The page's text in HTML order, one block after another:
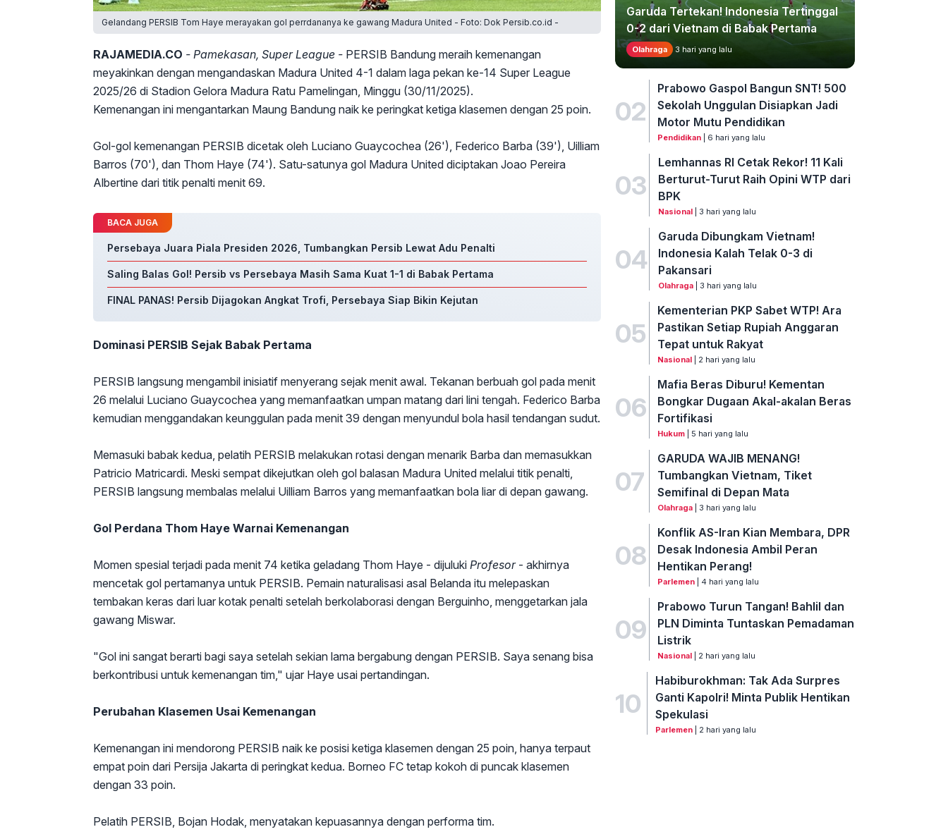
Gelandang PERSIB Tom Haye merayakan gol perrdananya ke gawang Madura United - Foto: Dok Persib.co.id -
RAJAMEDIA.CO - Pamekasan, Super League - PERSIB Bandung meraih kemenangan
meyakinkan dengan mengandaskan Madura United 4-1 dalam laga pekan ke-14 Super League
2025/26 di Stadion Gelora Madura Ratu Pamelingan, Minggu (30/11/2025).
Kemenangan ini mengantarkan Maung Bandung naik ke peringkat ketiga klasemen dengan 25 poin.
Gol-gol kemenangan PERSIB dicetak oleh Luciano Guaycochea (26'), Federico Barba (39'), Uilliam
Barros (70'), dan Thom Haye (74'). Satu-satunya gol Madura United diciptakan Joao Pereira
Albertine dari titik penalti menit 69.
BACA JUGA
Persebaya Juara Piala Presiden 2026, Tumbangkan Persib Lewat Adu Penalti
Saling Balas Gol! Persib vs Persebaya Masih Sama Kuat 1-1 di Babak Pertama
FINAL PANAS! Persib Dijagokan Angkat Trofi, Persebaya Siap Bikin Kejutan
Dominasi PERSIB Sejak Babak Pertama
PERSIB langsung mengambil inisiatif menyerang sejak menit awal. Tekanan berbuah gol pada menit
26 melalui Luciano Guaycochea yang memanfaatkan umpan matang dari lini tengah. Federico Barba
kemudian menggandakan keunggulan pada menit 39 dengan menyundul bola hasil tendangan sudut.
Memasuki babak kedua, pelatih PERSIB melakukan rotasi dengan menarik Barba dan memasukkan
Patricio Matricardi. Meski sempat dikejutkan oleh gol balasan Madura United melalui titik penalti,
PERSIB langsung membalas melalui Uilliam Barros yang memanfaatkan bola liar di depan gawang.
Gol Perdana Thom Haye Warnai Kemenangan
Momen spesial terjadi pada menit 74 ketika geladang Thom Haye - dijuluki Profesor- akhirnya
mencetak gol pertamanya untuk PERSIB. Pemain naturalisasi asal Belanda itu melepaskan
tembakan keras dari luar kotak penalti setelah berkolaborasi dengan Berguinho, menggetarkan jala
gawang Miswar.
"Gol ini sangat berarti bagi saya setelah sekian lama bergabung dengan PERSIB. Saya senang bisa
berkontribusi untuk kemenangan tim," ujar Haye usai pertandingan.
Perubahan Klasemen Usai Kemenangan
Kemenangan ini mendorong PERSIB naik ke posisi ketiga klasemen dengan 25 poin, hanya terpaut
empat poin dari Persija Jakarta di peringkat kedua. Borneo FC tetap kokoh di puncak klasemen
dengan 33 poin.
Pelatih PERSIB, Bojan Hodak, menyatakan kepuasannya dengan performa tim.
Garuda Tertekan! Indonesia Tertinggal
0-2 dari Vietnam di Babak Pertama
Olahraga 3 hari yang lalu
02
Prabowo Gaspol Bangun SNT! 500
Sekolah Unggulan Disiapkan Jadi
Motor Mutu Pendidikan
Pendidikan | 6 hari yang lalu
03
Lemhannas RI Cetak Rekor! 11 Kali
Berturut-Turut Raih Opini WTP dari
BPK
Nasional| 3 hari yang lalu
04
Garuda Dibungkam Vietnam!
Indonesia Kalah Telak 0-3 di
Pakansari
Olahraga| 3 hari yang lalu
05
Kementerian PKP Sabet WTP! Ara
Pastikan Setiap Rupiah Anggaran
Tepat untuk Rakyat
Nasional | 2 hari yang lalu
06
Mafia Beras Diburu! Kementan
Bongkar Dugaan Akal-akalan Beras
Fortifikasi
Hukum | 5 hari yang lalu
07
GARUDA WAJIB MENANG!
Tumbangkan Vietnam, Tiket
Semifinal di Depan Mata
Olahraga | 3 hari yang lalu
08
Konflik AS-Iran Kian Membara, DPR
Desak Indonesia Ambil Peran
Hentikan Perang!
Parlemen | 4 hari yang lalu
09
Prabowo Turun Tangan! Bahlil dan
PLN Diminta Tuntaskan Pemadaman
Listrik
Nasional | 2 hari yang lalu
10
Habiburokhman: Tak Ada Surpres
Ganti Kapolri! Minta Publik Hentikan
Spekulasi
Parlemen | 2 hari yang lalu